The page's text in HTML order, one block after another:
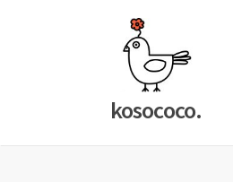
ス
kosococo.